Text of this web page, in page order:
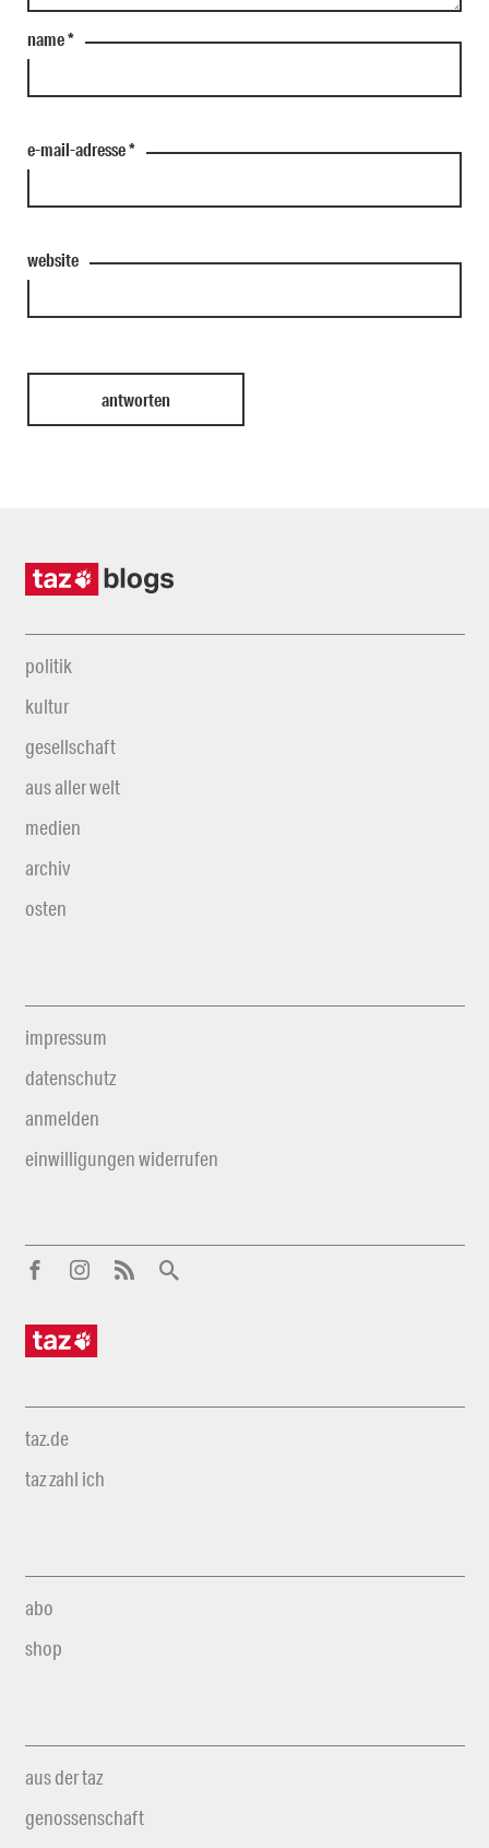
name*
e-mail-adresse*
website
politik
kultur
gesellschaft
aus aller welt
medien
archiv
osten
impressum
datenschutz
anmelden
einwilligungen widerrufen
taz.de
taz zahl ich
abo
shop
aus der taz
genossenschaft